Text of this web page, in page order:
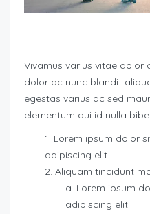
Vivamus varius vitae dolor
dolor ac nunc blandit
egestas varius ac sed
elementum dui id nulla
Lorem ipsum dolor
adipiscing elit.
Aliquam tincidunt
Lorem ipsum
adipiscing elit.